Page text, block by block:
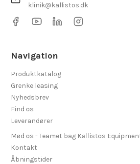
klinik@kallistos.dk
Navigation
Produktkatalog
Grenke leasing
Nyhedsbrev
Find os
Leverandører
Mød os - Teamet bag Kallistos
Kontakt
Åbningstider